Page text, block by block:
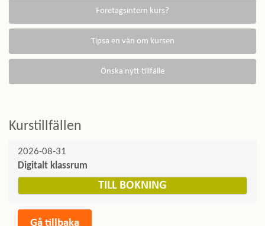
Kurstillfällen
2026-08-31
Digitalt klassrum
TILL BOKNING